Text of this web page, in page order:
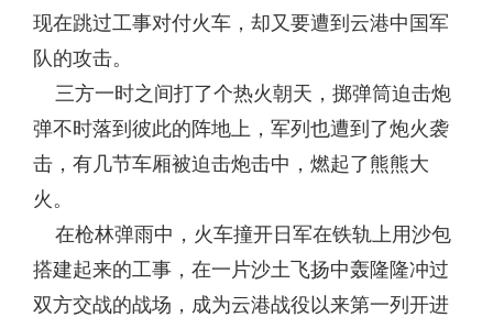
现在跳过工事对付火车，却又要遭到云港中国军
队的攻击。
三方一时之间打了个热火朝天，掷弹筒迫击炮
弹不时落到彼此的阵地上，军列也遭到了炮火袭
击，有几节车厢被迫击炮击中，燃起了熊熊大
火。
在枪林弹雨中，火车撞开日军在铁轨上用沙包
搭建起来的工事，在一片沙土飞扬中轰隆隆冲过
双方交战的战场，成为云港战役以来第一列开进